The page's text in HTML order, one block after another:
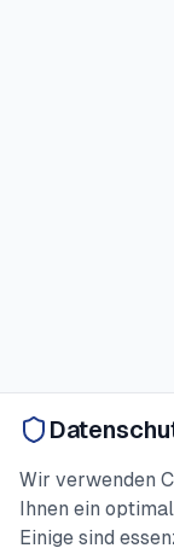
Wir verwenden
Ihnen ein
Einige sind